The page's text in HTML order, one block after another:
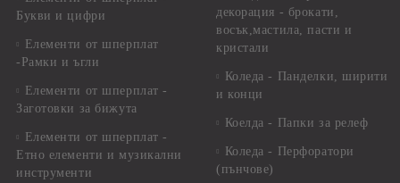
Букви и цифри
Елементи от шперплат
-Рамки и ъгли
Елементи от шперплат -
Заготовки за бижута
Елементи от шперплат -
Етно елементи и музикални
инструменти
декорация - брокати,
восък,мастила, пасти и
кристали
Коледа - Панделки, ширити
и конци
Коелда - Папки за релеф
Коледа - Перфоратори
(пънчове)